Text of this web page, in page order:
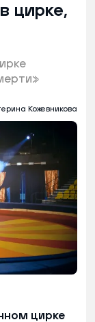
Кожевникова
цирке,
цирке